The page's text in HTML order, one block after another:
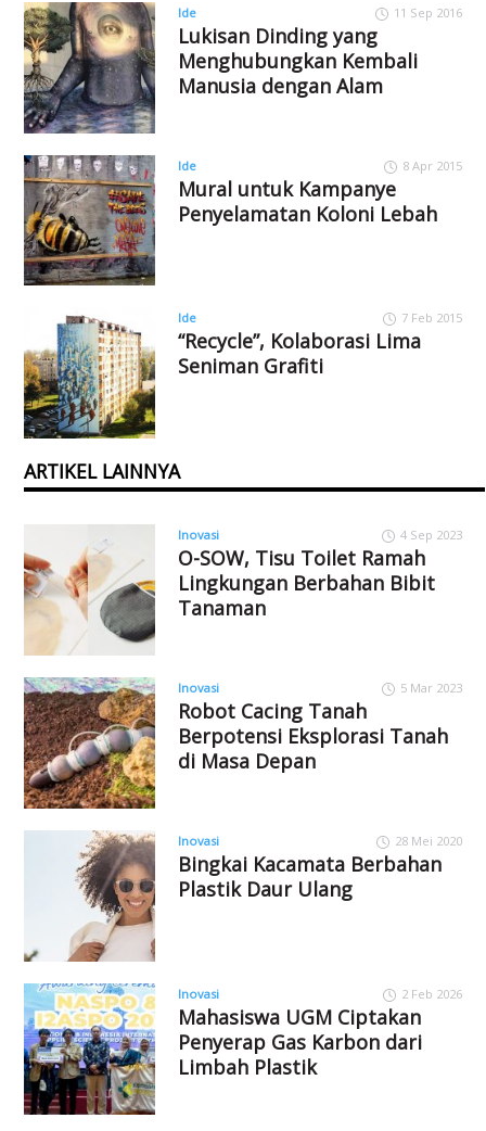
Ide 11 Sep 2016
Lukisan Dinding yang
Menghubungkan Kembali
Manusia dengan Alam
Ide 8 Apr 2015
Mural untuk Kampanye
Penyelamatan Koloni Lebah
Ide 7 Feb 2015
“Recycle”, Kolaborasi Lima
Seniman Grafiti
ARTIKEL LAINNYA
Inovasi 4 Sep 2023
O-SOW, Tisu Toilet Ramah
Lingkungan Berbahan Bibit
Tanaman
Inovasi 5 Mar 2023
Robot Cacing Tanah
Berpotensi Eksplorasi Tanah
di Masa Depan
Inovasi 28 Mei 2020
Bingkai Kacamata Berbahan
Plastik Daur Ulang
Inovasi 2 Feb 2026
Mahasiswa UGM Ciptakan
Penyerap Gas Karbon dari
Limbah Plastik